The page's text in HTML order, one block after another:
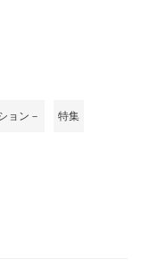
ョン－ 特集